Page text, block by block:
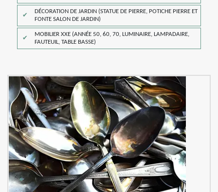
DÉCORATION DE JARDIN (STATUE DE PIERRE, POTICHE PIERRE ET
FONTE SALON DE JARDIN)
MOBILIER XXE (ANNÉE 50, 60, 70, LUMINAIRE, LAMPADAIRE,
FAUTEUIL, TABLE BASSE)